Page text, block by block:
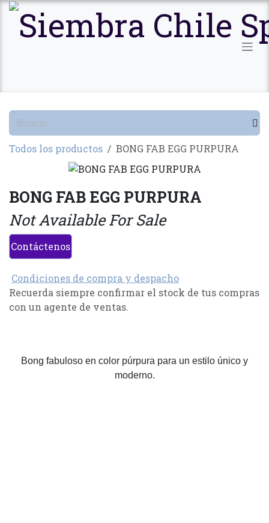
Ir al contenido
Todos los productos BONG FAB EGG PURPURA
BONG FAB EGG PURPURA
Not Available For Sale
Contáctenos
Condiciones de compra y despacho
Recuerda siempre confirmar el stock de tus compras
con un agente de ventas.
Bong fabuloso en color púrpura para un estilo único y
moderno.